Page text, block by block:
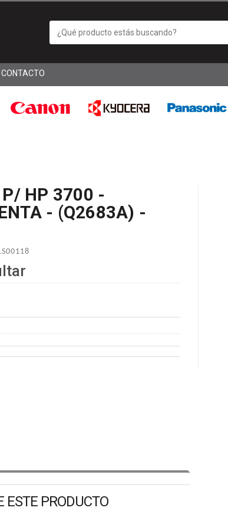
CONTACTO
P/ HP 3700 -
- (Q2683A) -
ESTE PRODUCTO